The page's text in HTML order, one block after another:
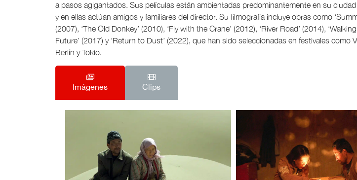
a pasos agigantados. Sus películas están ambientadas predominantemente en su
y en ellas actúan amigos y familiares del director. Su filmografía incluye obras como
(2007), ‘The Old Donkey’ (2010), ‘Fly with the Crane’ (2012), ‘River Road’ (2014),
Future’ (2017) y ‘Return to Dust’ (2022), que han sido seleccionadas en festivales como
Berlín y Tokio.
Imágenes Clips